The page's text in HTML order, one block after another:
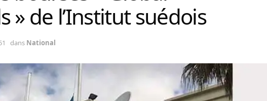
» de l’Institut suédois
dans National